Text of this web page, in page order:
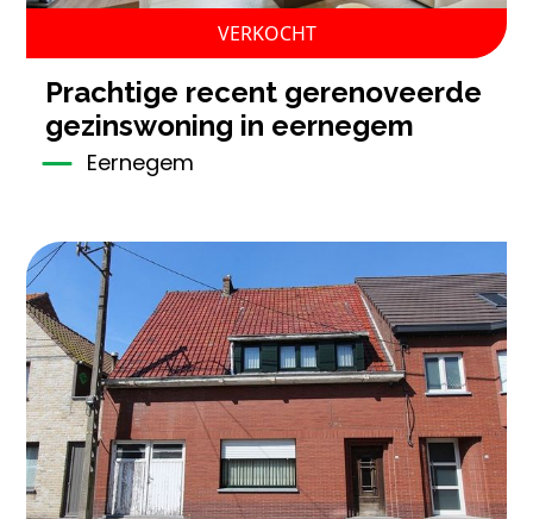
VERKOCHT
prachtige recent gerenoveerde
gezinswoning in eernegem
Eernegem